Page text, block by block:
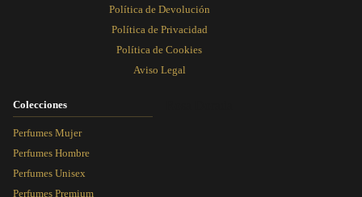
Política de Devolución
Política de Privacidad
Política de Cookies
Aviso Legal
Colecciones
Perfumes Mujer
Perfumes Hombre
Perfumes Unisex
Perfumes Premium